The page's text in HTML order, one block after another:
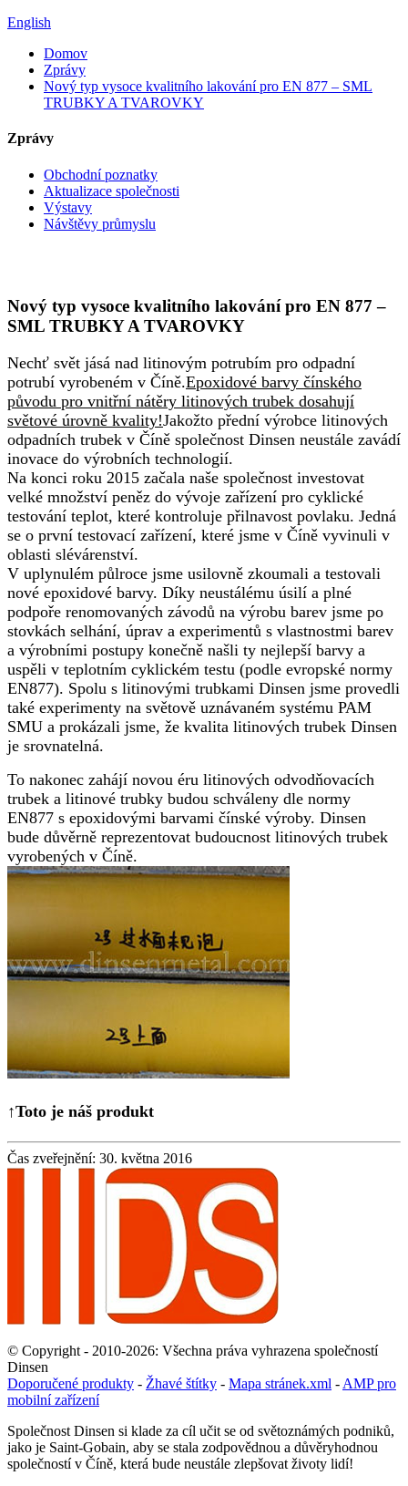
English
Domov
Zprávy
Nový typ vysoce kvalitního lakování pro EN 877 – SML
TRUBKY A TVAROVKY
Zprávy
Obchodní poznatky
Aktualizace společnosti
Výstavy
Návštěvy průmyslu
Nový typ vysoce kvalitního lakování pro EN 877 –
SML TRUBKY A TVAROVKY
Nechť svět jásá nad litinovým potrubím pro odpadní
potrubí vyrobeném v Číně.Epoxidové barvy čínského
původu pro vnitřní nátěry litinových trubek dosahují
světové úrovně kvality!Jakožto přední výrobce litinových
odpadních trubek v Číně společnost Dinsen neustále zavádí
inovace do výrobních technologií.
Na konci roku 2015 začala naše společnost investovat
velké množství peněz do vývoje zařízení pro cyklické
testování teplot, které kontroluje přilnavost povlaku. Jedná
se o první testovací zařízení, které jsme v Číně vyvinuli v
oblasti slévárenství.
V uplynulém půlroce jsme usilovně zkoumali a testovali
nové epoxidové barvy. Díky neustálému úsilí a plné
podpoře renomovaných závodů na výrobu barev jsme po
stovkách selhání, úprav a experimentů s vlastnostmi barev
a výrobními postupy konečně našli ty nejlepší barvy a
uspěli v teplotním cyklickém testu (podle evropské normy
EN877). Spolu s litinovými trubkami Dinsen jsme provedli
také experimenty na světově uznávaném systému PAM
SMU a prokázali jsme, že kvalita litinových trubek Dinsen
je srovnatelná.
To nakonec zahájí novou éru litinových odvodňovacích
trubek a litinové trubky budou schváleny dle normy
EN877 s epoxidovými barvami čínské výroby. Dinsen
bude důvěrně reprezentovat budoucnost litinových trubek
vyrobených v Číně.
↑Toto je náš produkt
Čas zveřejnění: 30. května 2016
© Copyright - 2010-2026: Všechna práva vyhrazena společností
Dinsen
Doporučené produkty - Žhavé štítky - Mapa stránek.xml - AMP pro
mobilní zařízení
Společnost Dinsen si klade za cíl učit se od světoznámých podniků,
jako je Saint-Gobain, aby se stala zodpovědnou a důvěryhodnou
společností v Číně, která bude neustále zlepšovat životy lidí!